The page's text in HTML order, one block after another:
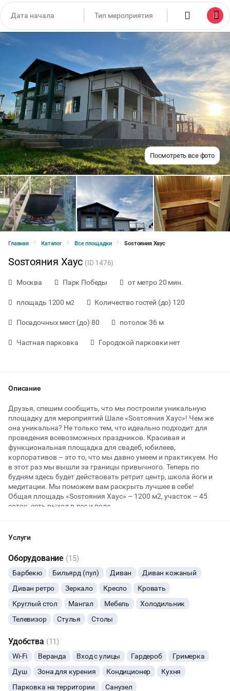
Посмотреть все фото
Главная Каталог Все площадки Sosтояния Хаус
Sosтояния Хаус (ID 1476)
Москва Парк Победы от метро 20 мин.
площадь 1200 м2 Количество гостей (до) 120
Посадочных мест (до) 80 потолок 36 м
Частная парковка Городской парковки нет
Описание
Друзья, спешим сообщить, что мы построили уникальную
площадку для мероприятий Шале «Sosтояния Хаус»! Чем же
она уникальна? Не только тем, что идеально подходит для
проведения всевозможных праздников. Красивая и
функциональная площадка для свадеб, юбилеев,
корпоративов – это то, что мы давно умеем и практикуем. Но
в этот раз мы вышли за границы привычного. Теперь по
будням здесь будет действовать ретрит центр, школа йоги и
медитации. Мы поможем вам раскрыть лучшее в себе!
Общая площадь «Sosтояния Хаус» – 1200 м2, участок – 45
соток, есть выход в лес и поле
2. малое шале - 150 м2
залом на 80 человек и до 150 человек фуршетом, 15 комнат,
которые вмещают до 50 гостей с ночевкой и SPA зона с баней
на дровах и чаном/купелью под открытым небом.
_____________________________________
Планировка и комнаты:
В 15 комнатах до 50 спальных мест.
1-й Этаж
Гараж, банкетный зал, кухня, 2 жилые комнаты, большое
патио и балкон.
2-й Этаж
Бильярдная, 10 жилых комнат комнат, маленькое шале,
Услуги
Оборудование (15)
Барбекю Бильярд (пул) Диван
Диван кожаный
Диван ретро
Зеркало Кресло
Кровать
Круглый стол
Мангал Мебель
Холодильник
Телевизор
Стулья Столы
Удобства (11)
Wi-Fi Веранда Вход с улицы Гардероб
Гримерка
Душ
Зона для курения Кондиционер
Кухня
Парковка на территории
Санузел
от 20000 ₽ за день
Тип мероприятия
ВЕЧЕРИНКИ
СВАДЬБЫ
КОРПОРАТИВЫ
БАНКЕТЫ
ЮБИЛЕЙ
Начало Окончание
ДАННЫЙ ЛОФТ СЕЙЧАС НЕ АКТИВЕН
ОСТАВИТЬ ЗАЯВКУ
Вы можете отменить заявку в любой момент, это бесплатно
или поменять параметры с нашим менеджером после того, как
оставите заявку
🔥 6 человек интересовались этой площадкой сегодня